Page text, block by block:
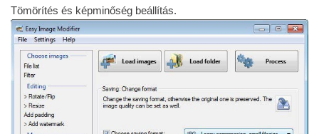
Tömörítés és képminőség beállítás.